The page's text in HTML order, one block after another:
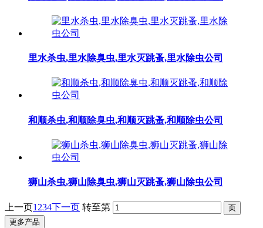
里水杀虫,里水除臭虫,里水灭跳蚤,里水除虫公司
和顺杀虫,和顺除臭虫,和顺灭跳蚤,和顺除虫公司
狮山杀虫,狮山除臭虫,狮山灭跳蚤,狮山除虫公司
上一页1 234下一页 转至第
更多产品